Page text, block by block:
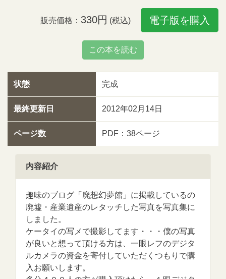
販売価格： 330円 (税込) 電子版を購入
この本を読む
状態 完成
最終更新日 2012年02月14日
ページ数 PDF：38ページ
内容紹介
趣味のブログ「廃想幻夢館」に掲載しているの
廃墟・産業遺産のレタッチした写真を写真集に
しました。
ケータイの写メで撮影してます・・・僕の写真
が良いと想って頂ける方は、一眼レフのデジタ
ルカメラの資金を寄付していただくつもりで購
入お願いします。